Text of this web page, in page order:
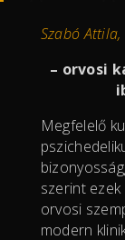
Szabó
– orvosi
Megfelelő
szerint
orvosi
modern